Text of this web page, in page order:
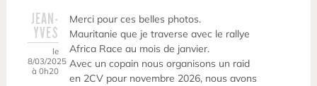
JEAN-
YVES
le
8/03/2025
à 0h20
Merci pour ces belles photos.
Mauritanie que je traverse avec le rallye
Africa Race au mois de janvier.
Avec un copain nous organisons un raid
en 2CV pour novembre 2026, nous avons